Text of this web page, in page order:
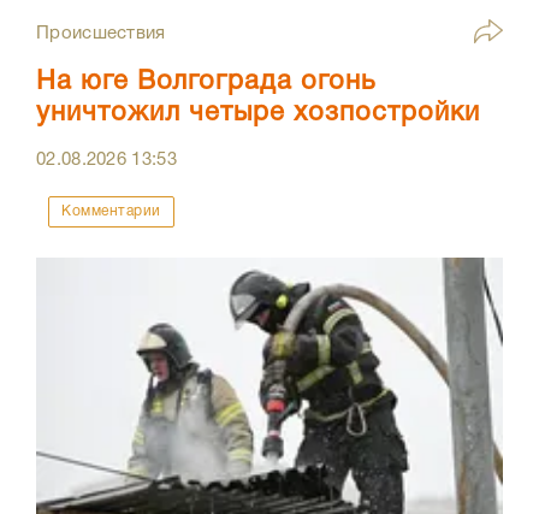
Происшествия
На юге Волгограда огонь
уничтожил четыре хозпостройки
02.08.2026 13:53
Комментарии